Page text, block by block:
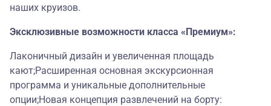
наших круизов.
Эксклюзивные возможности класса «Премиум»:
Лаконичный дизайн и увеличенная площадь
кают;Расширенная основная экскурсионная
программа и уникальные дополнительные
опции;Новая концепция развлечений на борту: